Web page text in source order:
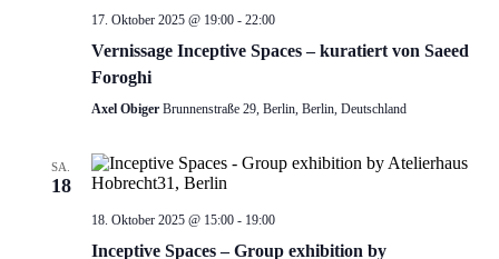
17. Oktober 2025 @ 19:00- 22:00
Vernissage Inceptive Spaces – kuratiert von Saeed
Foroghi
Axel Obiger Brunnenstraße 29, Berlin, Berlin, Deutschland
SA.
18
18. Oktober 2025 @ 15:00- 19:00
Inceptive Spaces – Group exhibition by